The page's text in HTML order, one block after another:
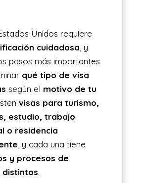
Unidos requiere
cuidadosa , y
pasos más importantes
qué tipo de visa
según el motivo de tu
visas para turismo,
estudio, trabajo
o residencia
, y cada una tiene
y procesos de
distintos.